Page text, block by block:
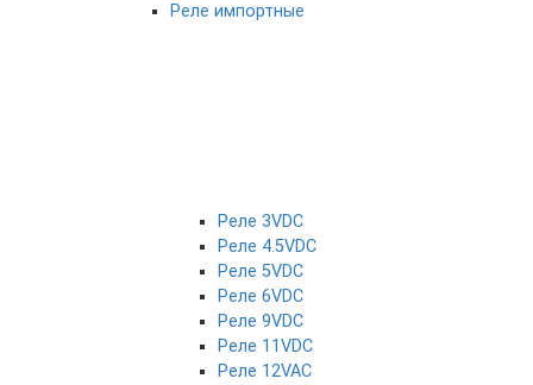
Реле импортные
Реле 3VDC
Реле 4.5VDC
Реле 5VDC
Реле 6VDC
Реле 9VDC
Реле 11VDC
Реле 12VAC